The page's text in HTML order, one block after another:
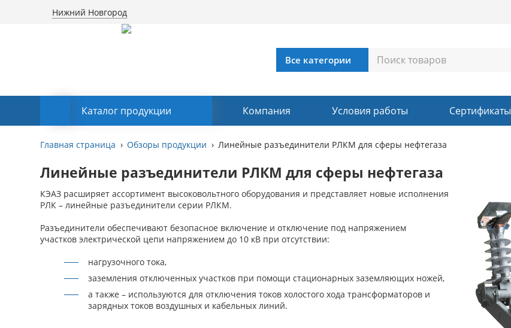
Нижний Новгород
Каталог продукции Компания Условия работы Сертификаты
Главная страница Обзоры продукции Линейные разъединители РЛКМ для сферы нефтегаза
Линейные разъединители РЛКМ для сферы нефтегаза
КЭАЗ расширяет ассортимент высоковольтного оборудования и представляет новые исполнения
РЛК – линейные разъединители серии РЛКМ.
Разъединители обеспечивают безопасное включение и отключение под напряжением
участков электрической цепи напряжением до 10 кВ при отсутствии:
нагрузочного тока,
заземления отключенных участков при помощи стационарных заземляющих ножей,
а также – используются для отключения токов холостого хода трансформаторов и
зарядных токов воздушных и кабельных линий.